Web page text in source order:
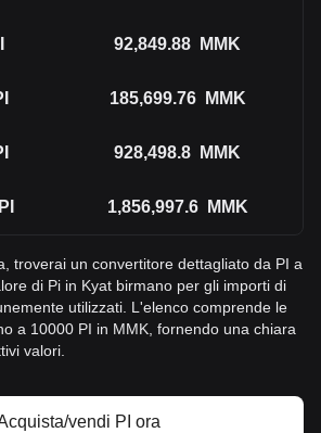
92,849.88 MMK
185,699.76 MMK
928,498.8 MMK
PI 1,856,997.6 MMK
troverai un convertitore dettagliato da PI a
di Pi in Kyat birmano per gli importi di
utilizzati. L'elenco comprende le
a 10000 PI in MMK, fornendo una chiara
valori.
vendi PI ora